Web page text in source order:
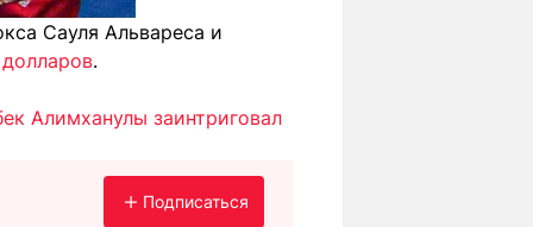
Сауля Альвареса и
.
Алимханулы заинтриговал
Подписаться